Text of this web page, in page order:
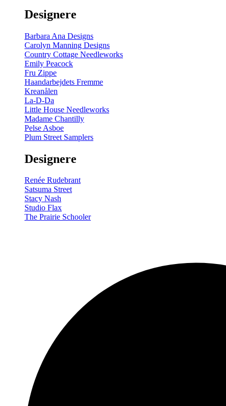
Designere
Barbara Ana Designs
Carolyn Manning Designs
Country Cottage Needleworks
Emily Peacock
Fru Zippe
Haandarbejdets Fremme
Kreanålen
La-D-Da
Little House Needleworks
Madame Chantilly
Pelse Asboe
Plum Street Samplers
Designere
Renée Rudebrant
Satsuma Street
Stacy Nash
Studio Flax
The Prairie Schooler